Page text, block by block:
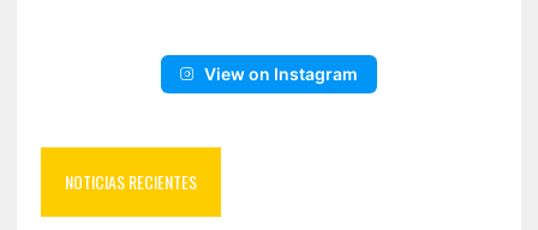
View on Instagram
NOTICIAS RECIENTES